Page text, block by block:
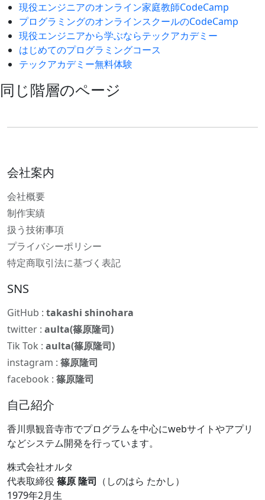
現役エンジニアのオンライン家庭教師CodeCamp
プログラミングのオンラインスクールのCodeCamp
現役エンジニアから学ぶならテックアカデミー
はじめてのプログラミングコース
テックアカデミー無料体験
同じ階層のページ
会社案内
会社概要
制作実績
扱う技術事項
プライバシーポリシー
特定商取引法に基づく表記
SNS
GitHub : takashi shinohara
twitter : aulta(篠原隆司)
Tik Tok : aulta(篠原隆司)
instagram : 篠原隆司
facebook : 篠原隆司
自己紹介
香川県観音寺市でプログラムを中心にwebサイトやアプリ
などシステム開発を行っています。
株式会社オルタ
代表取締役 篠原 隆司 （しのはら たかし）
1979年2月生